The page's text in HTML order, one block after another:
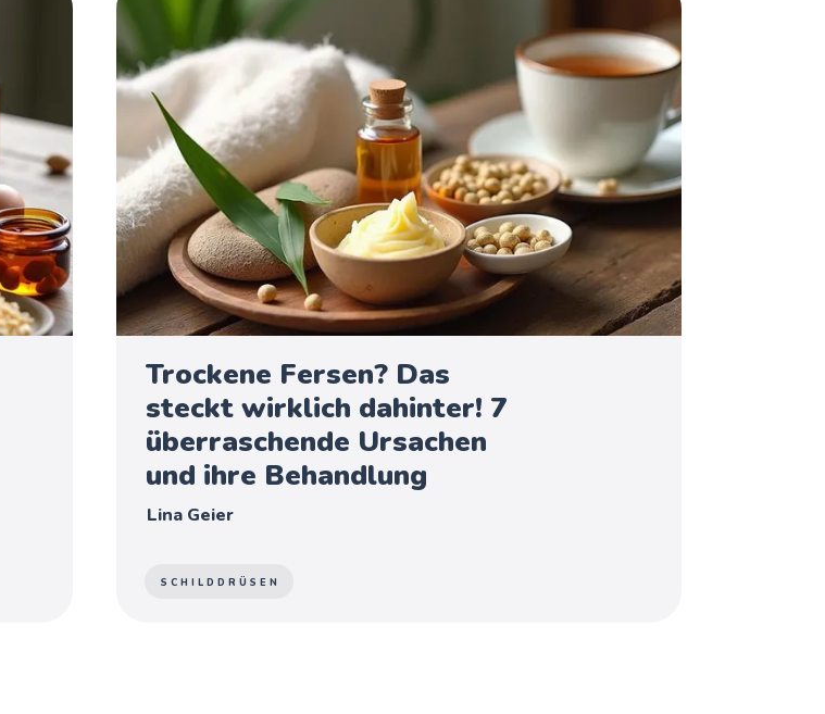
Trockene Fersen? Das
steckt wirklich dahinter! 7
überraschende Ursachen
und ihre Behandlung
Lina Geier
SCHILDDRÜSEN